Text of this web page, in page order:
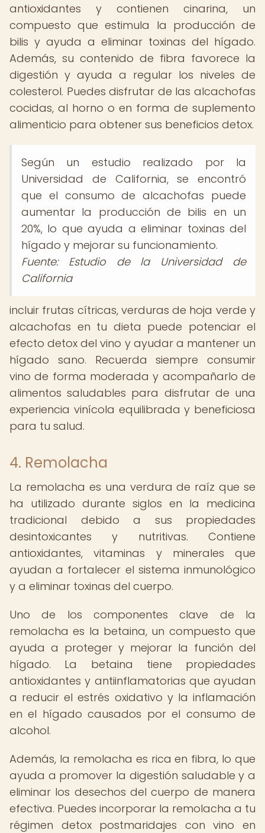
antioxidantes y contienen cinarina, un
compuesto que estimula la producción de
bilis y ayuda a eliminar toxinas del hígado.
Además, su contenido de fibra favorece la
digestión y ayuda a regular los niveles de
colesterol. Puedes disfrutar de las alcachofas
cocidas, al horno o en forma de suplemento
alimenticio para obtener sus beneficios detox.
Según un estudio realizado por la
Universidad de California, se encontró
que el consumo de alcachofas puede
aumentar la producción de bilis en un
20%, lo que ayuda a eliminar toxinas del
hígado y mejorar su funcionamiento.
Fuente: Estudio de la Universidad de
California
incluir frutas cítricas, verduras de hoja verde y
alcachofas en tu dieta puede potenciar el
efecto detox del vino y ayudar a mantener un
hígado sano. Recuerda siempre consumir
vino de forma moderada y acompañarlo de
alimentos saludables para disfrutar de una
experiencia vinícola equilibrada y beneficiosa
para tu salud.
4. Remolacha
La remolacha es una verdura de raíz que se
ha utilizado durante siglos en la medicina
tradicional debido a sus propiedades
desintoxicantes y nutritivas. Contiene
antioxidantes, vitaminas y minerales que
ayudan a fortalecer el sistema inmunológico
y a eliminar toxinas del cuerpo.
Uno de los componentes clave de la
remolacha es la betaina, un compuesto que
ayuda a proteger y mejorar la función del
hígado. La betaina tiene propiedades
antioxidantes y antiinflamatorias que ayudan
a reducir el estrés oxidativo y la inflamación
en el hígado causados por el consumo de
alcohol.
Además, la remolacha es rica en fibra, lo que
ayuda a promover la digestión saludable y a
eliminar los desechos del cuerpo de manera
efectiva. Puedes incorporar la remolacha a tu
régimen detox postmaridajes con vino en